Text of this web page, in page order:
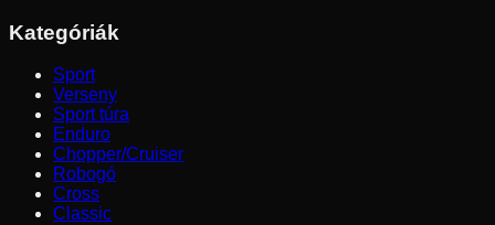
Kategóriák
Sport
Verseny
Sport túra
Enduro
Chopper/Cruiser
Robogó
Cross
Classic